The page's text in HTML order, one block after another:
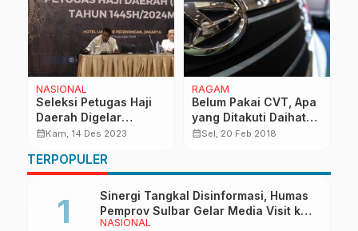
NASIONAL
Seleksi Petugas Haji
Daerah Digelar
Januari 2024
calendar_monthKam, 14 Des 2023
RAGAM
Belum Pakai CVT, Apa
yang Ditakuti Daihatsu
Indonesia?
calendar_monthSel, 20 Feb 2018
TERPOPULER
NASIONAL
Sinergi Tangkal Disinformasi, Humas
Pemprov Sulbar Gelar Media Visit ke
Kantor Redaksi di Mamuju